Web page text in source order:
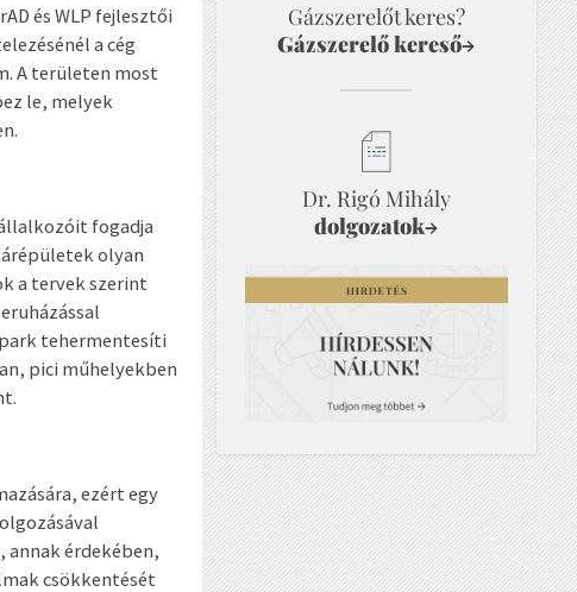
és WLP fejlesztői
a cég
A területen most
le, melyek
fogadja
olyan
a tervek szerint
tehermentesíti
pici műhelyekben
ezért egy
érdekében,
csökkentését
Gázszerelőt keres?
Gázszerelő kereső→
Dr. Rigó Mihály
dolgozatok→